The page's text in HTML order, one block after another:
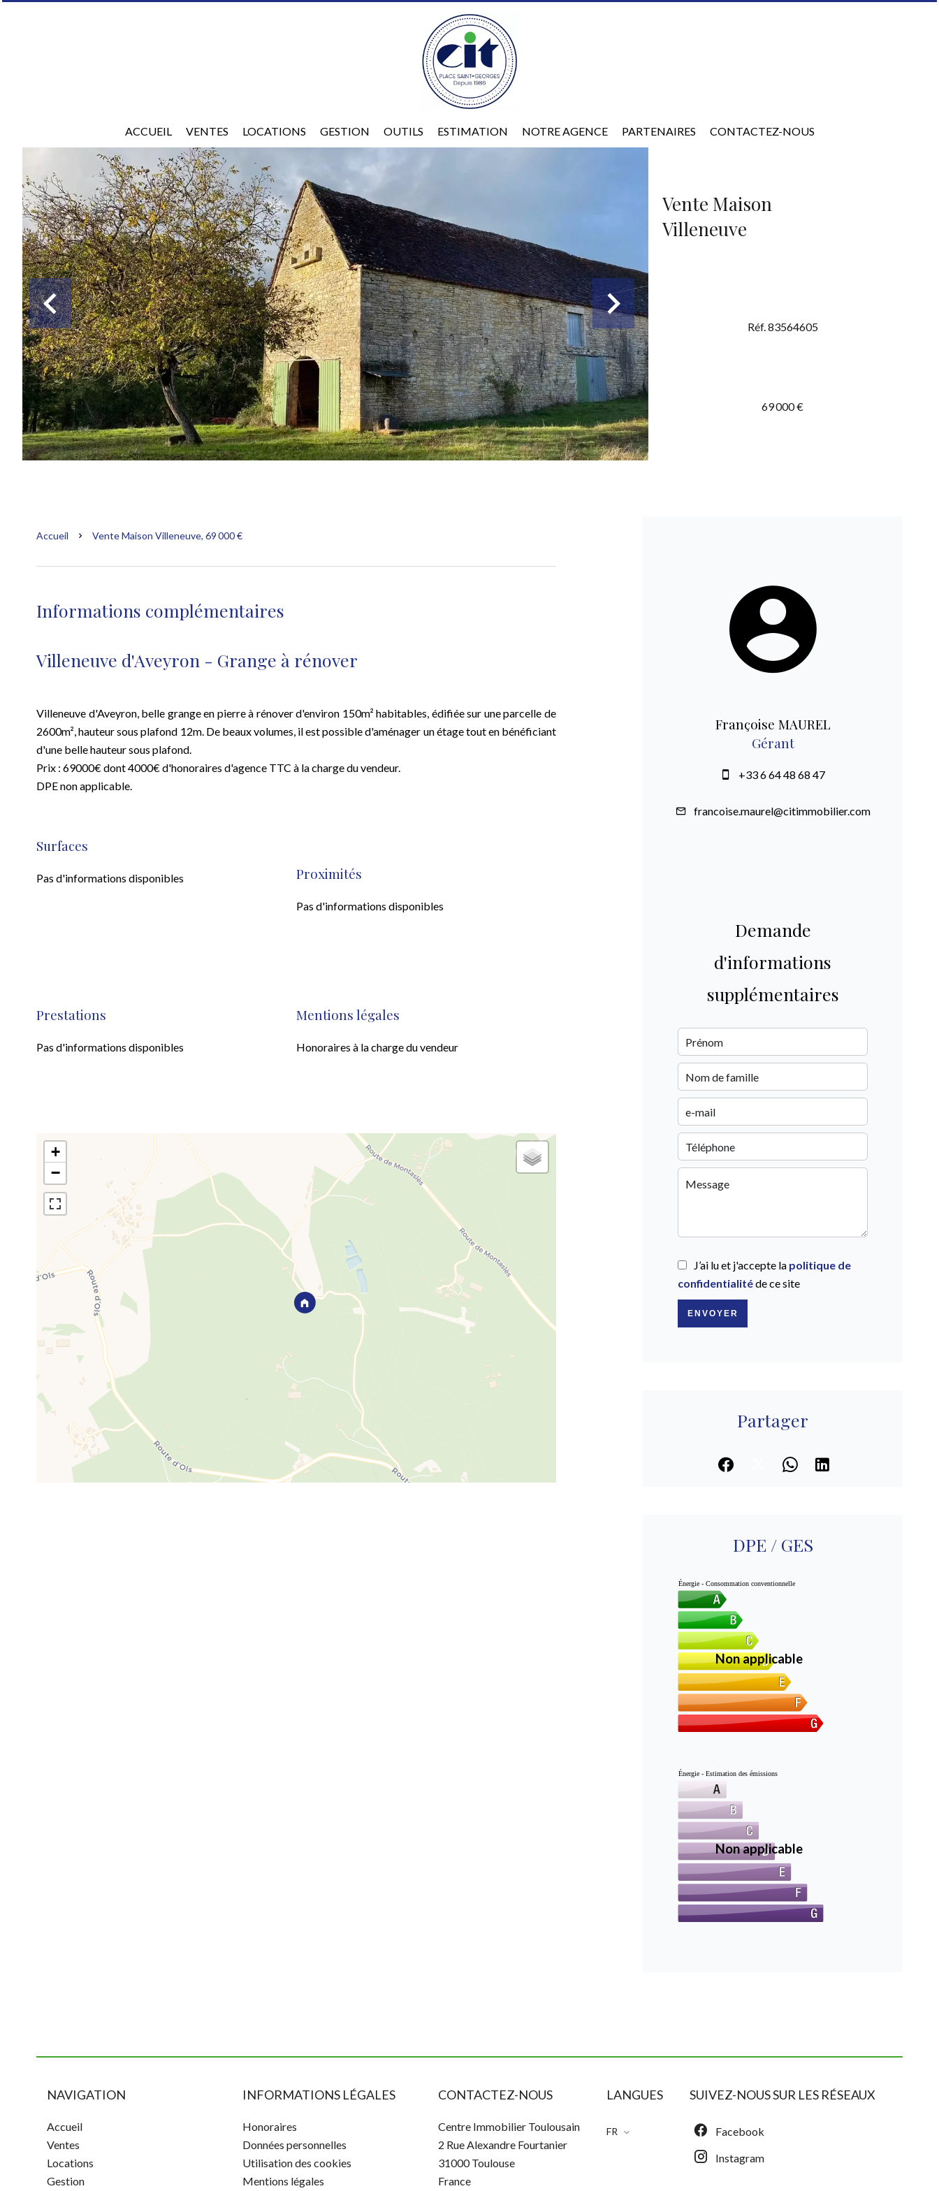
ACCUEIL VENTES LOCATIONS GESTION OUTILS ESTIMATION NOTRE AGENCE PARTENAIRES CONTACTEZ-NOUS
Vente Maison
Villeneuve
Réf. 83564605
69 000 €
Accueil Vente Maison Villeneuve, 69 000 €
Informations complémentaires
Villeneuve d'Aveyron - Grange à rénover
Villeneuve d'Aveyron, belle grange en pierre à rénover d'environ 150m² habitables, édifiée sur une parcelle de
2600m², hauteur sous plafond 12m. De beaux volumes, il est possible d'aménager un étage tout en bénéficiant
d'une belle hauteur sous plafond.
Prix : 69000€ dont 4000€ d'honoraires d'agence TTC à la charge du vendeur.
DPE non applicable.
Surfaces
Pas d'informations disponibles Proximités
Pas d'informations disponibles
Prestations
Pas d'informations disponibles
Mentions légales
Honoraires à la charge du vendeur
+
−
Françoise MAUREL
Gérant
+33 6 64 48 68 47
francoise.maurel@citimmobilier.com
Demande
d'informations
supplémentaires
J’ai lu et j'accepte la politique de
confidentialitéde ce site
ENVOYER
Partager
DPE / GES
Énergie - Consommation conventionnelle
Non applicable
Énergie - Estimation des émissions
Non applicable
NAVIGATION
Accueil
Ventes
Locations
Gestion
INFORMATIONS LÉGALES
Honoraires
Données personnelles
Utilisation des cookies
Mentions légales
CONTACTEZ-NOUS
Centre Immobilier Toulousain
2 Rue Alexandre Fourtanier
31000Toulouse
France
LANGUES
FR
SUIVEZ-NOUS SUR LES RÉSEAUX
Facebook
Instagram